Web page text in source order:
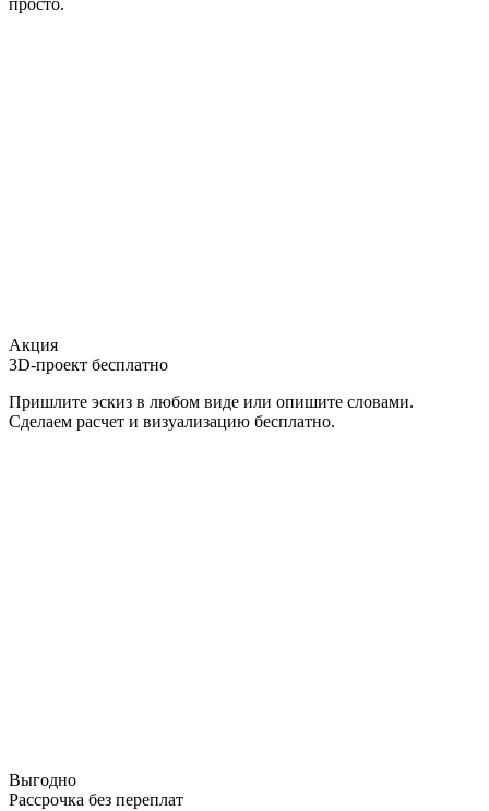
просто.
Акция
3D-проект бесплатно
Пришлите эскиз в любом виде или опишите словами.
Сделаем расчет и визуализацию бесплатно.
Выгодно
Рассрочка без переплат